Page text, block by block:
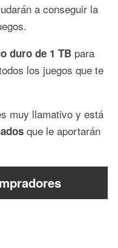
a conseguir la
duro de 1 TB para
los juegos que te
muy llamativo y está
que le aportarán